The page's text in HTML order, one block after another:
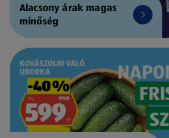
Alacsony árak magas
minőség